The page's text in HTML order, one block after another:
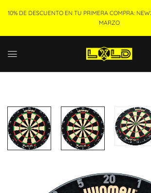
10% DE DESCUENTO EN TU PRIMERA COMPRA:
MARZO